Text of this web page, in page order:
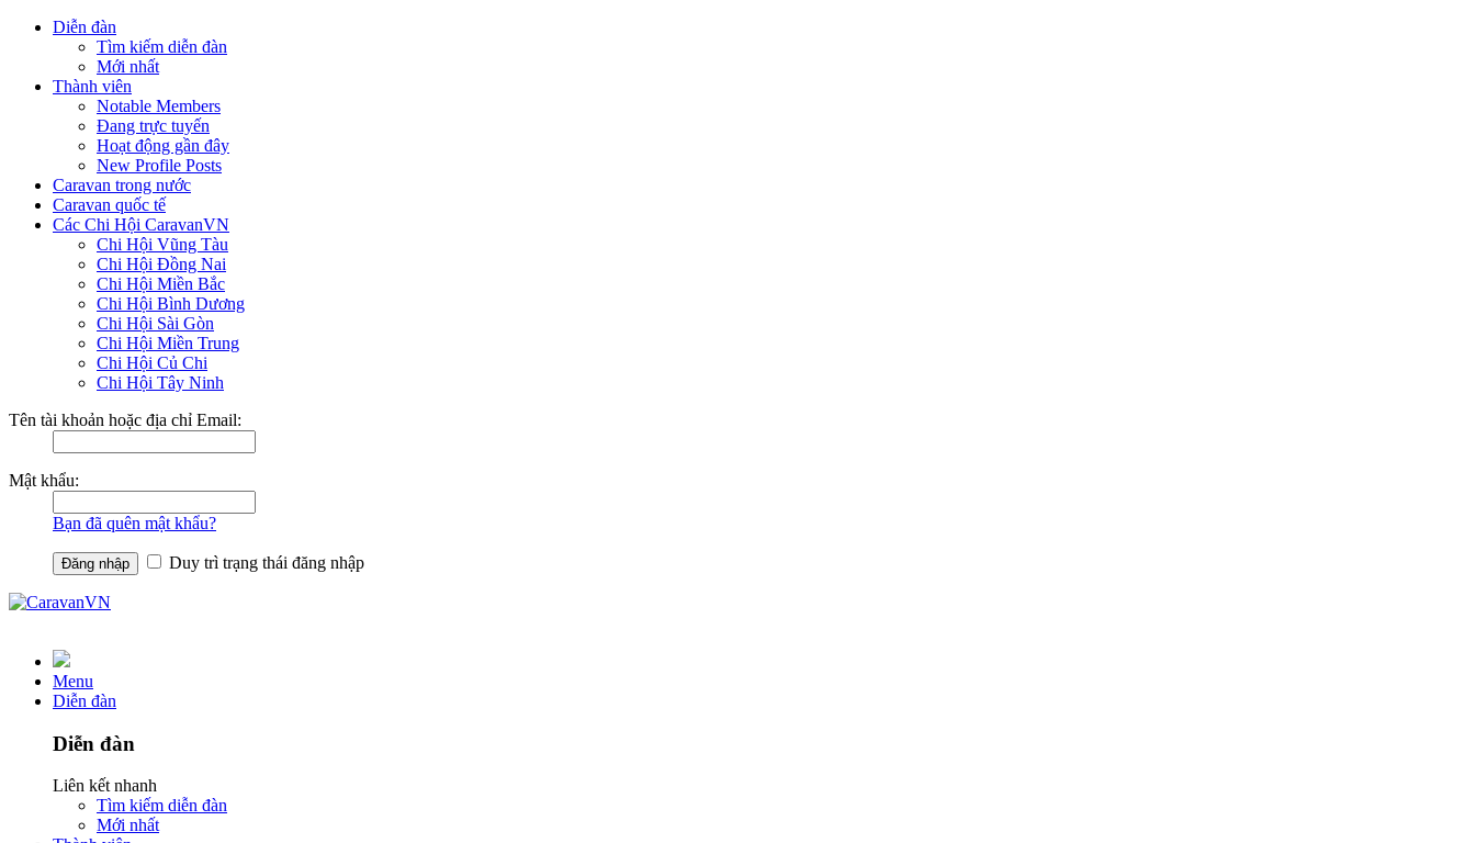
Diễn đàn
Tìm kiếm diễn đàn
Mới nhất
Thành viên
Notable Members
Đang trực tuyến
Hoạt động gần đây
New Profile Posts
Caravan trong nước
Caravan quốc tế
Các Chi Hội CaravanVN
Chi Hội Vũng Tàu
Chi Hội Đồng Nai
Chi Hội Miền Bắc
Chi Hội Bình Dương
Chi Hội Sài Gòn
Chi Hội Miền Trung
Chi Hội Củ Chi
Chi Hội Tây Ninh
Tên tài khoản hoặc địa chỉ Email:
Mật khẩu:
Bạn đã quên mật khẩu?
Duy trì trạng thái đăng nhập
Menu
Diễn đàn
Diễn đàn
Liên kết nhanh
Tìm kiếm diễn đàn
Mới nhất